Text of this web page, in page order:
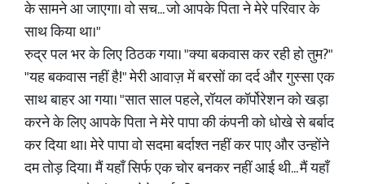
के सामने आ जाएगा। वो सच... जो आपके पिता ने मेरे परिवार के
साथ किया था।"
रुद्र पल भर के लिए ठिठक गया। "क्या बकवास कर रही हो तुम?"
"यह बकवास नहीं है!" मेरी आवाज़ में बरसों का दर्द और गुस्सा एक
साथ बाहर आ गया। "सात साल पहले, रॉयल कॉर्पोरेशन को खड़ा
करने के लिए आपके पिता ने मेरे पापा की कंपनी को धोखे से बर्बाद
कर दिया था। मेरे पापा वो सदमा बर्दाश्त नहीं कर पाए और उन्होंने
दम तोड़ दिया। मैं यहाँ सिर्फ एक चोर बनकर नहीं आई थी... मैं यहाँ